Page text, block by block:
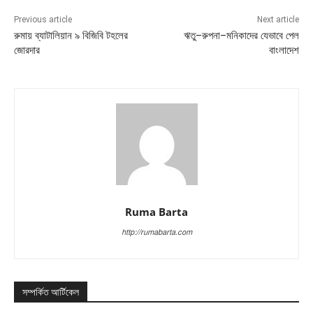
Previous article
রুমায় ব্যাটালিয়ান ৯ বিজিবি টহলের
জোরদার
Next article
ঋতু–রুপনা–মনিকাদের যেভাবে পেল
বাংলাদেশ
Ruma Barta
http://rumabarta.com
সম্পর্কিত আর্টিকেল